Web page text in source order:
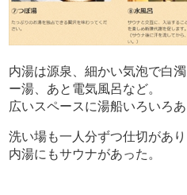
内湯は源泉、細かい気泡で白
ー湯、あと電気風呂など。
広いスペースに湯船いろいろあ
洗い場も一人分ずつ仕切があ
内湯にもサウナがあった。